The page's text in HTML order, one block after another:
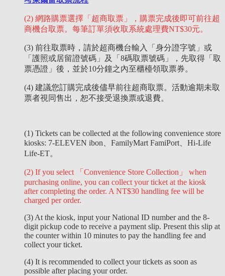
(2) 網路購票選擇「超商取票」，購票完成後即可前往超
商機台取票。每筆訂單須收取系統處理費NT$30元。
(3) 前往取票時，請於超商機台輸入 「 身分證字號 」或
「護照或居留證號碼」
及 「 8碼取票號碼 」
，先取得「取
票憑證」後，並於10分鐘之內至櫃檯領取票券。
(4) 建議您訂購完成後儘早前往超商取票。活動逾期未取
票者視同售出，恕不接受退換票或退費。
(1) Tickets can be collected at the following convenience store
kiosks: 7-ELEVEN ibon、FamilyMart FamiPort、Hi-Life
Life-ET。
(2) If you select 「Convenience Store Collection」 when
purchasing online, you can collect your ticket at the kiosk
after completing the order. A NT$30 handling fee will be
charged per order.
(3) At the kiosk, input your National ID number and the 8-
digit pickup code to receive a payment slip. Present this slip at
the counter within 10 minutes to pay the handling fee and
collect your ticket.
(4) It is recommended to collect your tickets as soon as
possible after placing your order.